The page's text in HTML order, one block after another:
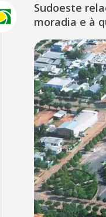
Sudoeste
moradia e à